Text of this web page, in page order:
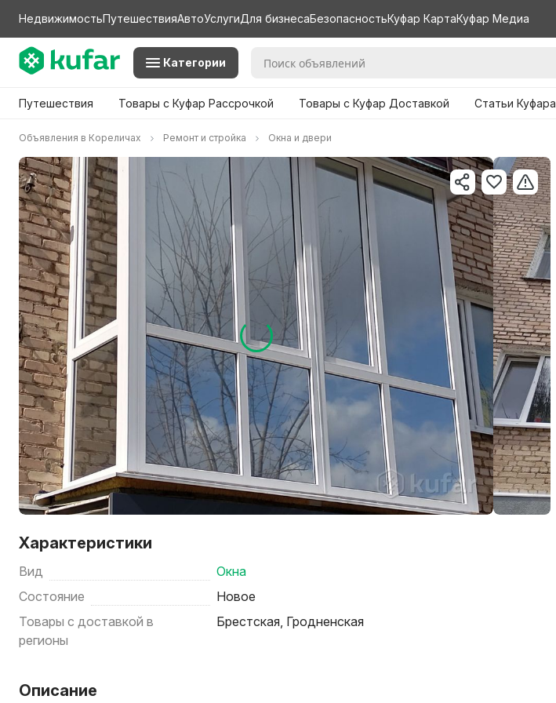
НедвижимостьПутешествияАвтоУслугиДля бизнесаБезопасностьКуфар КартаКуфар Медиа
Категории
Путешествия Товары с Куфар Рассрочкой Товары с Куфар Доставкой Статьи Куфара
Объявления в Кореличах Ремонт и стройка Окна и двери
Характеристики
Вид
Окна
Состояние
Новое
Товары с доставкой в
регионы
Брестская, Гродненская
Описание